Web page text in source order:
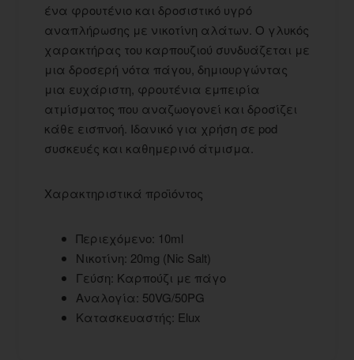
ένα φρουτένιο και δροσιστικό υγρό
αναπλήρωσης με νικοτίνη αλάτων. Ο γλυκός
χαρακτήρας του καρπουζιού συνδυάζεται με
μια δροσερή νότα πάγου, δημιουργώντας
μια ευχάριστη, φρουτένια εμπειρία
ατμίσματος που αναζωογονεί και δροσίζει
κάθε εισπνοή. Ιδανικό για χρήση σε pod
συσκευές και καθημερινό άτμισμα.
Χαρακτηριστικά προϊόντος
Περιεχόμενο: 10ml
Νικοτίνη: 20mg (Nic Salt)
Γεύση: Καρπούζι με πάγο
Αναλογία: 50VG/50PG
Κατασκευαστής: Elux